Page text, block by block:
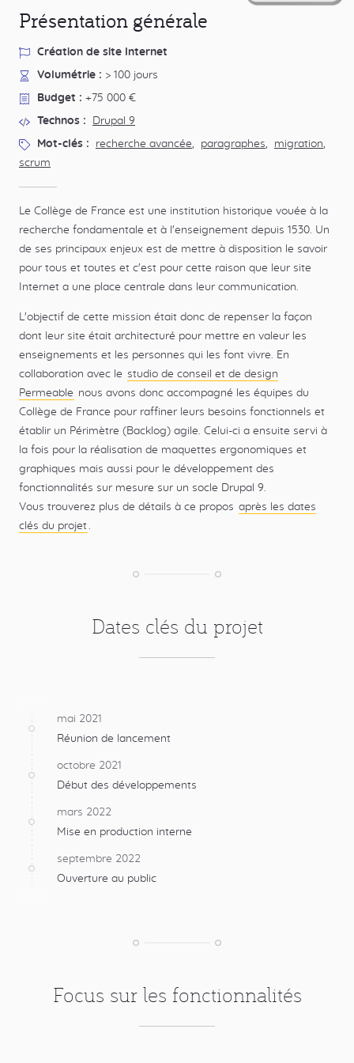
Présentation générale
Type
de
Création de site Internet
Volumétrie : > 100 jours
Budget : +75 000 €
Technos : Drupal 9
Mot-clés : recherche avancée, paragraphes, migration,
scrum
Le Collège de France est une institution historique vouée à la
recherche fondamentale et à l'enseignement depuis 1530. Un
de ses principaux enjeux est de mettre à disposition le savoir
pour tous et toutes et c'est pour cette raison que leur site
Internet a une place centrale dans leur communication.
L'objectif de cette mission était donc de repenser la façon
dont leur site était architecturé pour mettre en valeur les
enseignements et les personnes qui les font vivre. En
collaboration avec le studio de conseil et de design
Permeable nous avons donc accompagné les équipes du
Collège de France pour raffiner leurs besoins fonctionnels et
établir un Périmètre (Backlog) agile. Celui-ci a ensuite servi à
la fois pour la réalisation de maquettes ergonomiques et
graphiques mais aussi pour le développement des
fonctionnalités sur mesure sur un socle Drupal 9.
Vous trouverez plus de détails à ce propos après les dates
clés du projet.
Dates clés du projet
mai 2021
Réunion de lancement
octobre 2021
Début des développements
mars 2022
Mise en production interne
septembre 2022
Ouverture au public
Focus sur les fonctionnalités